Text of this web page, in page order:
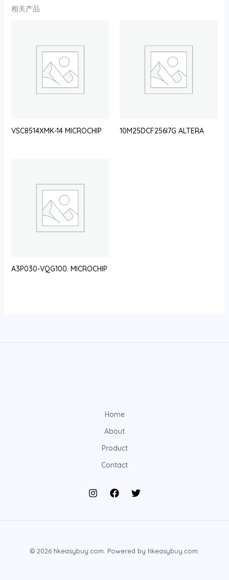
相关产品
VSC8514XMK-14 MICROCHIP 10M25DCF256I7G ALTERA
A3P030-VQG100. MICROCHIP
Home
About
Product
Contact
© 2026 hkeasybuy.com. Powered by hkeasybuy.com.